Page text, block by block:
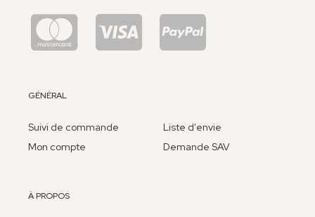
GÉNÉRAL
Suivi de commande
Mon compte
Liste d'envie
Demande SAV
À PROPOS